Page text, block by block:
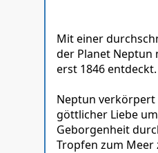
Mit einer
der Planet Neptun
erst 1846
Neptun verkörpert
göttlicher Liebe
Geborgenheit
Tropfen zum Meer